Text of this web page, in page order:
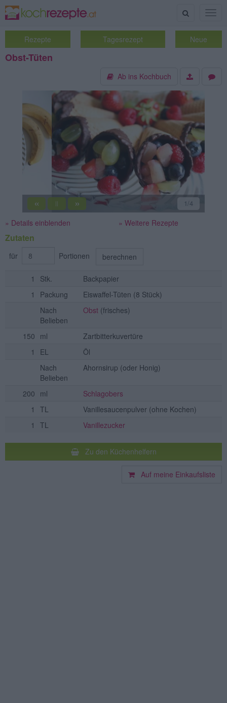
Suche
Rezepte Tagesrezept Neue
Obst-Tüten
Ab ins Kochbuch
« || » 2/4
» Details einblenden » Weitere Rezepte
Zutaten
für Portionen berechnen
1 Stk.
Backpapier
1
Packung Eiswaffel-Tüten (8 Stück)
Nach
Belieben
Obst (frisches)
150 ml
Zartbitterkuvertüre
1
EL
Öl
Nach
Belieben
Ahornsirup (oder Honig)
200 ml
Schlagobers
1
TL Vanillesaucenpulver (ohne Kochen)
1
TL Vanillezucker
Zu den Küchenhelfern
Auf meine Einkaufsliste